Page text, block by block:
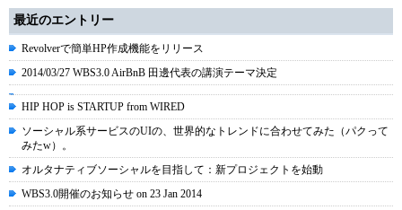
最近のエントリー
Revolverで簡単HP作成機能をリリース
2014/03/27 WBS3.0 AirBnB 田邊代表の講演テーマ決定
HIP HOP is STARTUP from WIRED
ソーシャル系サービスのUIの、世界的なトレンドに合わせてみた（パクって
みたw）。
オルタナティブソーシャルを目指して：新プロジェクトを始動
WBS3.0開催のお知らせ on 23 Jan 2014